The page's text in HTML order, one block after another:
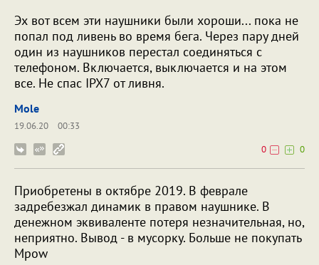
Эх вот всем эти наушники были хороши... пока не
попал под ливень во время бега. Через пару дней
один из наушников перестал соединяться с
телефоном. Включается, выключается и на этом
все. Не спас IPX7 от ливня.
Mole
19.06.20
00:33
0
0
Приобретены в октябре 2019. В феврале
задребезжал динамик в правом наушнике. В
денежном эквиваленте потеря незначительная, но,
неприятно. Вывод - в мусорку. Больше не покупать
Mpow